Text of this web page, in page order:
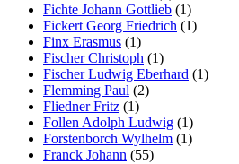
Fichte Johann Gottlieb (1)
Fickert Georg Friedrich (1)
Finx Erasmus (1)
Fischer Christoph (1)
Fischer Ludwig Eberhard (1)
Flemming Paul (2)
Fliedner Fritz (1)
Follen Adolph Ludwig (1)
Forstenborch Wylhelm (1)
Franck Johann (55)